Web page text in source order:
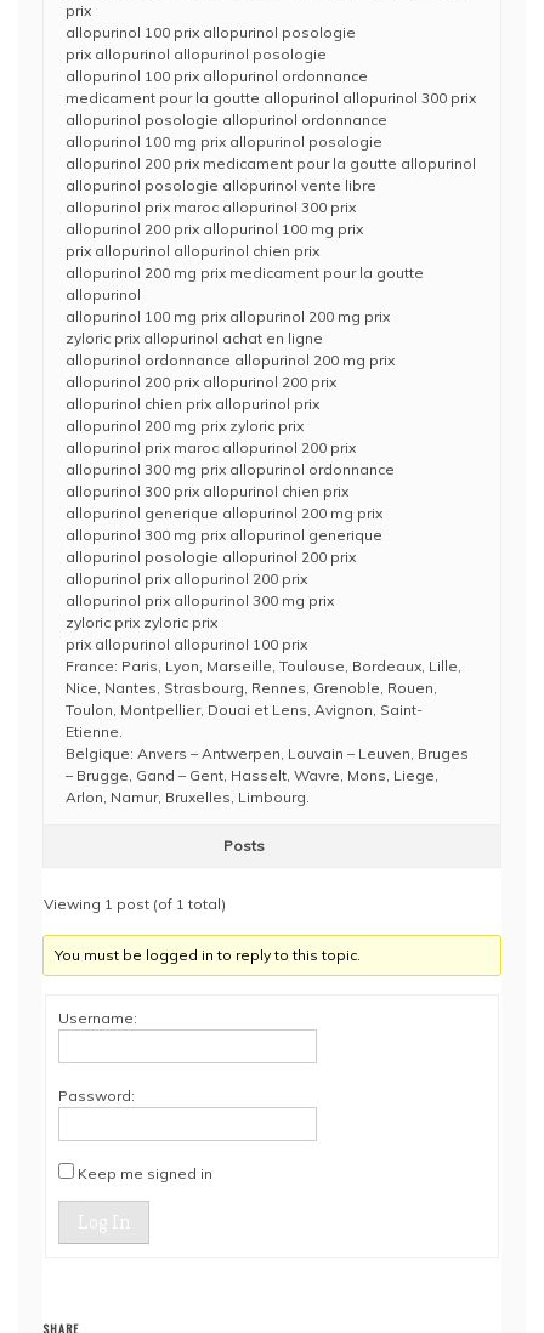
prix
allopurinol 100 prix allopurinol posologie
prix allopurinol allopurinol posologie
allopurinol 100 prix allopurinol ordonnance
medicament pour la goutte allopurinol allopurinol 300 prix
allopurinol posologie allopurinol ordonnance
allopurinol 100 mg prix allopurinol posologie
allopurinol 200 prix medicament pour la goutte allopurinol
allopurinol posologie allopurinol vente libre
allopurinol prix maroc allopurinol 300 prix
allopurinol 200 prix allopurinol 100 mg prix
prix allopurinol allopurinol chien prix
allopurinol 200 mg prix medicament pour la goutte
allopurinol
allopurinol 100 mg prix allopurinol 200 mg prix
zyloric prix allopurinol achat en ligne
allopurinol ordonnance allopurinol 200 mg prix
allopurinol 200 prix allopurinol 200 prix
allopurinol chien prix allopurinol prix
allopurinol 200 mg prix zyloric prix
allopurinol prix maroc allopurinol 200 prix
allopurinol 300 mg prix allopurinol ordonnance
allopurinol 300 prix allopurinol chien prix
allopurinol generique allopurinol 200 mg prix
allopurinol 300 mg prix allopurinol generique
allopurinol posologie allopurinol 200 prix
allopurinol prix allopurinol 200 prix
allopurinol prix allopurinol 300 mg prix
zyloric prix zyloric prix
prix allopurinol allopurinol 100 prix
France: Paris, Lyon, Marseille, Toulouse, Bordeaux, Lille,
Nice, Nantes, Strasbourg, Rennes, Grenoble, Rouen,
Toulon, Montpellier, Douai et Lens, Avignon, Saint-
Etienne.
Belgique: Anvers – Antwerpen, Louvain – Leuven, Bruges
– Brugge, Gand – Gent, Hasselt, Wavre, Mons, Liege,
Arlon, Namur, Bruxelles, Limbourg.
Posts
Viewing 1 post (of 1 total)
You must be logged in to reply to this topic.
Username:
Password:
Keep me signed in
Log In
SHARE